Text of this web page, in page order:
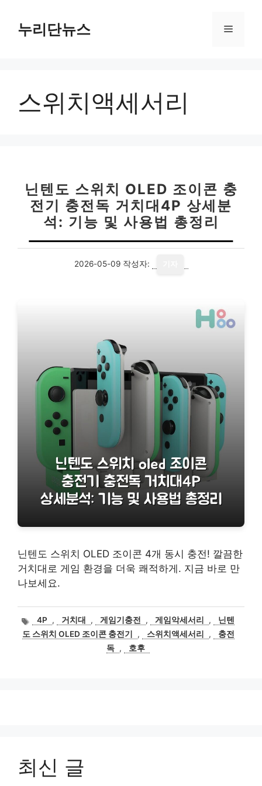
누리단뉴스 메
스위치액세서리
닌텐도 스위치 OLED 조이콘 충
전기 충전독 거치대4P 상세분
석: 기능 및 사용법 총정리
2026-05-09 작성자:
닌텐도 스위치 OLED 조이콘 4개 동시 충전! 깔끔한
거치대로 게임 환경을 더욱 쾌적하게. 지금 바로 만
나보세요.
태
그
4P , 거치대 , 게임기충전 , 게임악세서리 ,
닌텐
도 스위치 OLED 조이콘 충전기
, 스위치액세서리 ,
충전
독 , 호후
최신 글